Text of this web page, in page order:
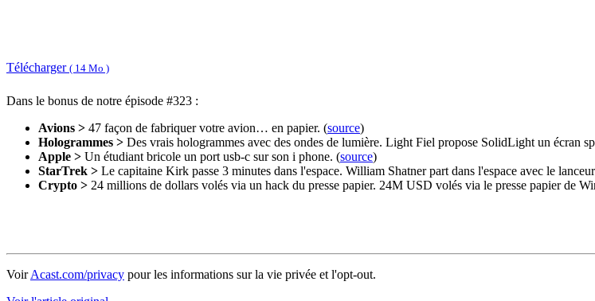
Télécharger ( 14 Mo )
Dans le bonus de notre épisode #323 :
Avions > 47 façon de fabriquer votre avion… en papier. (source)
Hologrammes > Des vrais hologrammes avec des ondes de lumière. Light Fiel propose SolidLight un écran
Apple > Un étudiant bricole un port usb-c sur son i phone. (source)
StarTrek > Le capitaine Kirk passe 3 minutes dans l'espace. William Shatner part dans l'espace avec le
Crypto > 24 millions de dollars volés via un hack du presse papier. 24M USD volés via le presse papier de
VoirAcast.com/privacy pour les informations sur la vie privée et l'opt-out.